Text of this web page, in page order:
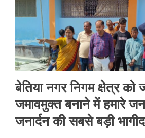
बेतिया नगर निगम क्षेत्र को
जमावमुक्त बनाने में हमारे
जनार्दन की सबसे बड़ी